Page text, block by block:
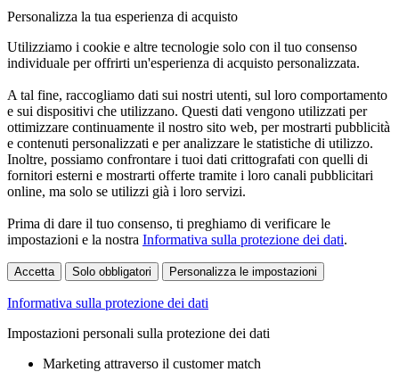
Personalizza la tua esperienza di acquisto
Utilizziamo i cookie e altre tecnologie solo con il tuo consenso
individuale per offrirti un'esperienza di acquisto personalizzata.
A tal fine, raccogliamo dati sui nostri utenti, sul loro comportamento
e sui dispositivi che utilizzano. Questi dati vengono utilizzati per
ottimizzare continuamente il nostro sito web, per mostrarti pubblicità
e contenuti personalizzati e per analizzare le statistiche di utilizzo.
Inoltre, possiamo confrontare i tuoi dati crittografati con quelli di
fornitori esterni e mostrarti offerte tramite i loro canali pubblicitari
online, ma solo se utilizzi già i loro servizi.
Prima di dare il tuo consenso, ti preghiamo di verificare le
impostazioni e la nostra Informativa sulla protezione dei dati.
Accetta Solo obbligatori Personalizza le impostazioni
Informativa sulla protezione dei dati
Impostazioni personali sulla protezione dei dati
Marketing attraverso il customer match